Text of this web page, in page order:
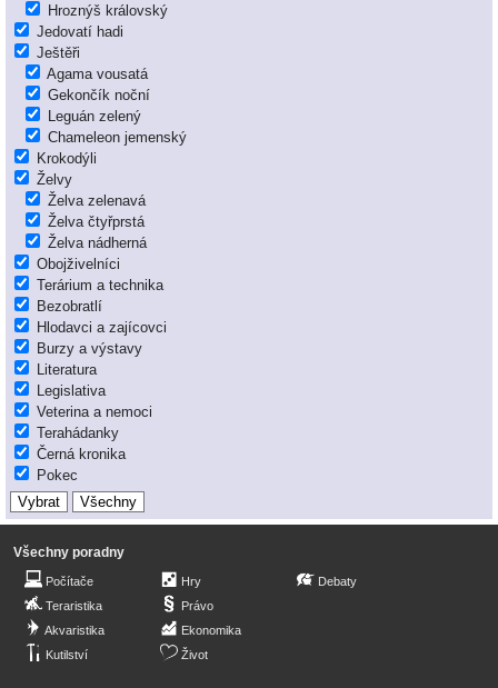
Hroznýš královský
Jedovatí hadi
Ještěři
Agama vousatá
Gekončík noční
Leguán zelený
Chameleon jemenský
Krokodýli
Želvy
Želva zelenavá
Želva čtyřprstá
Želva nádherná
Obojživelníci
Terárium a technika
Bezobratlí
Hlodavci a zajícovci
Burzy a výstavy
Literatura
Legislativa
Veterina a nemoci
Terahádanky
Černá kronika
Pokec
Všechny poradny
Počítače
Teraristika
Akvaristika
Kutilství
Hry
Právo
Ekonomika
Život
Debaty